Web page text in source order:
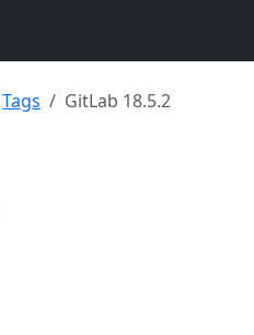
Tags GitLab 18.5.2